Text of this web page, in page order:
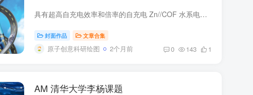
具有超高自充电效率和倍率的自充电 Zn//COF 水系电池 将能量收集技术与电池相结合的自充电锌离子电池系统是一种前景广阔的新型储能电池系统。在货号中2314050、Haiming Lv （Lyu）、Chunyi Zhi ...
封面作品 文章合集
原子创意科研绘图 2个月前 0 143 1
AM 清华大学李杨课题